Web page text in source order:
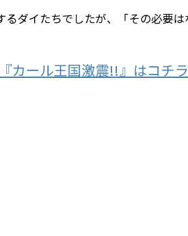
ダイたちでしたが、「その必要
ール王国激震!!』はコチ